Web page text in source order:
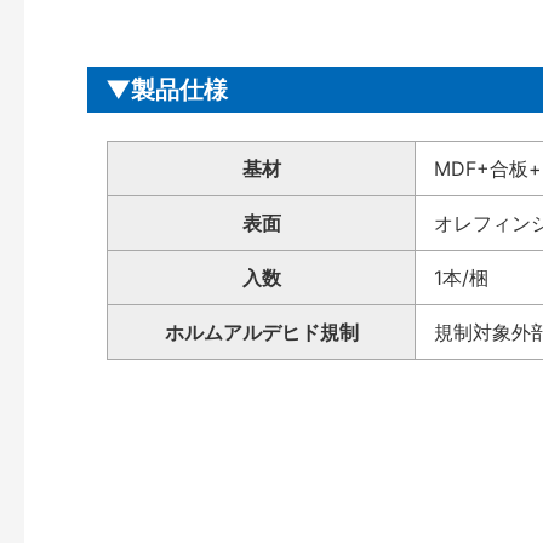
製品仕様
基材 MDF+合板
表面 オレフィン
入数 1本/梱
ホルムアルデヒド規制 規制対象外